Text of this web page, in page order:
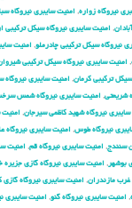
نیروگاه زواره, امنیت سایبری نیروگاه
, امنیت سایبری نیروگاه سیکل ترکیبی
نیروگاه سیکل ترکیبی چادرملو, امنیت
, امنیت سایبری نیروگاه سیکل ترکیبی
سیکل ترکیبی کرمان, امنیت سایبری نیروگاه
شریعتی, امنیت سایبری نیروگاه شمس
سایبری نیروگاه شهید کاظمی سیرجان, امنیت
نیروگاه طوس, امنیت سایبری نیروگاه
سنندج, امنیت سایبری نیروگاه قم, امنیت
بوشهر , امنیت سایبری نیروگاه گازی جزیره
غرب مازندران, امنیت سایبری نیروگاه گازی
, امنیت سایبری نیروگاه گنو, امنیت سایبری